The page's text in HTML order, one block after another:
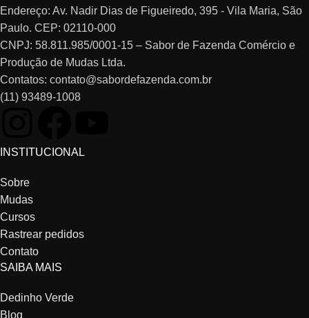
Endereço: Av. Nadir Dias de Figueiredo, 395 - Vila Maria, São
Paulo. CEP: 02110-000
CNPJ: 58.811.985/0001-15 – Sabor de Fazenda Comércio e
Produção de Mudas Ltda.
Contatos: contato@sabordefazenda.com.br
(11) 93489-1008
INSTITUCIONAL
Sobre
Mudas
Cursos
Rastrear pedidos
Contato
SAIBA MAIS
Dedinho Verde
Blog